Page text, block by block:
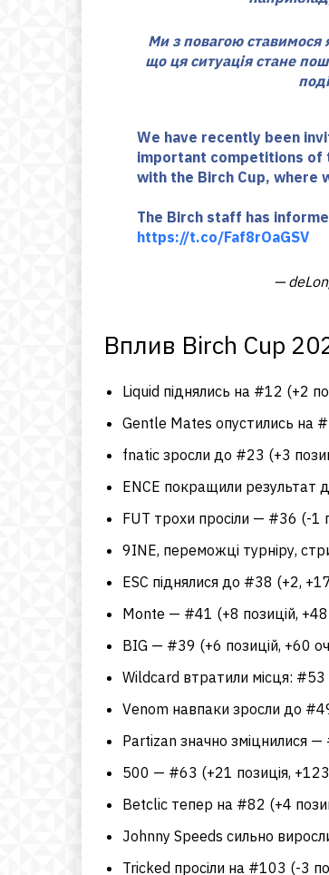
Ми з повагою ставимося
що ця ситуація стане
We have recently been
important competitions of
with the Birch Cup, where
The Birch staff has
https://t.co/Faf8rOaGSV
—
Вплив Birch Cup
Liquid піднялись на #12 (+2
Gentle Mates опустились на
fnatic зросли до #23 (+3
ENCE покращили результат
FUT трохи просіли — #36 (-1
9INE, переможці турніру,
ESC піднялися до #38 (+2,
Monte — #41 (+8 позицій,
BIG — #39 (+6 позицій, +60
Wildcard втратили місця:
Venom навпаки зросли до
Partizan значно зміцнилися
500 — #63 (+21 позиція,
Betclic тепер на #82 (+4
Johnny Speeds сильно
Tricked просіли на #103 (-3